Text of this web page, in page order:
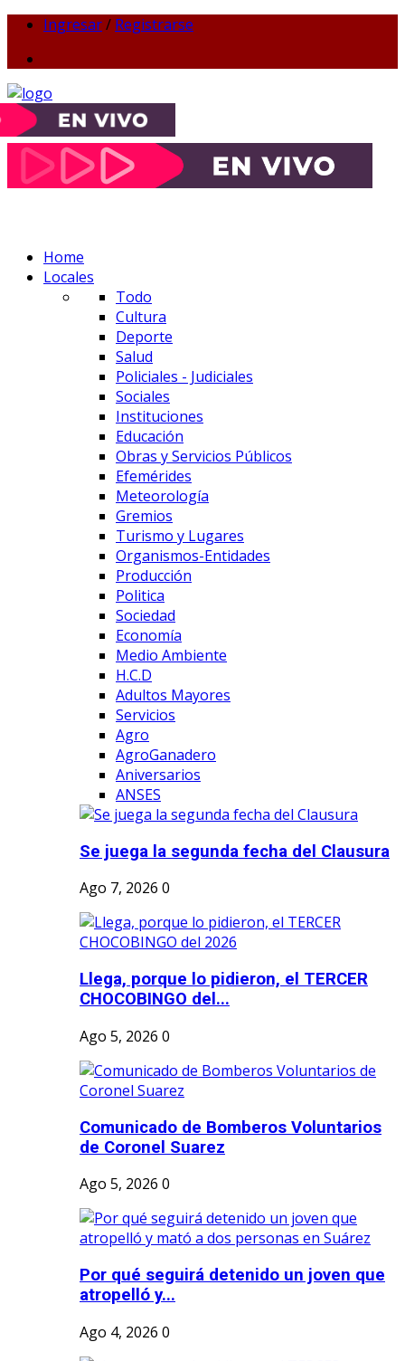
Ingresar/ Registrarse
Home
Locales
Todo
Cultura
Deporte
Salud
Policiales - Judiciales
Sociales
Instituciones
Educación
Obras y Servicios Públicos
Efemérides
Meteorología
Gremios
Turismo y Lugares
Organismos-Entidades
Producción
Politica
Sociedad
Economía
Medio Ambiente
H.C.D
Adultos Mayores
Servicios
Agro
AgroGanadero
Aniversarios
ANSES
Se juega la segunda fecha del Clausura
Ago 7, 2026 0
Llega, porque lo pidieron, el TERCER
CHOCOBINGO del...
Ago 5, 2026 0
Comunicado de Bomberos Voluntarios
de Coronel Suarez
Ago 5, 2026 0
Por qué seguirá detenido un joven que
atropelló y...
Ago 4, 2026 0